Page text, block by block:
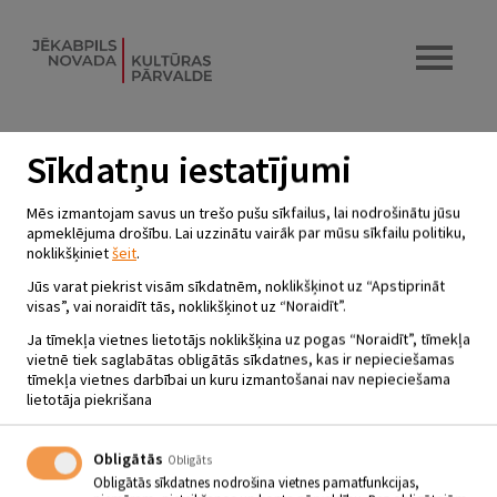
DZEJAS DIENU AKCIJA “SALIEC
SAVU GRĀMATDZEJOLI”
02.09 - 28.09
Jēkabpils novada Galvenā bibliotēka
02.09. – 28.09.2024.
Dzejas dienu akcija “Saliec savu grāmatdzejoli”
Personiskā bibliotēka ir katras mājas lepnums. Lai vai kāda būtu
laika kavēklis ar pievienoto vērtību. Tā vienmēr ir mums blakus,
rokas stiepiena attālumā…
Sīkdatņu iestatījumi
Mēs izmantojam savus un trešo pušu sīkfailus, lai nodrošinātu jūsu
apmeklējuma drošību. Lai uzzinātu vairāk par mūsu sīkfailu politiku,
noklikšķinietšeit.
Jūs varat piekrist visām sīkdatnēm, noklikšķinot uz “Apstiprināt
visas”, vai noraidīt tās, noklikšķinot uz “Noraidīt”.
Ja tīmekļa vietnes lietotājs noklikšķina uz pogas “Noraidīt”, tīmekļa
vietnē tiek saglabātas obligātās sīkdatnes, kas ir nepieciešamas
tīmekļa vietnes darbībai un kuru izmantošanai nav nepieciešama
lietotāja piekrišana
Obligātās Obligāts
Obligātās sīkdatnes nodrošina vietnes pamatfunkcijas,